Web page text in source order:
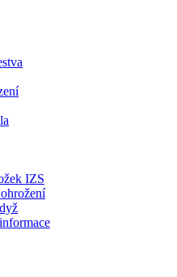
IZS